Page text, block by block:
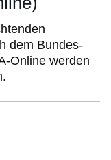
dem Bundes-
Online werden